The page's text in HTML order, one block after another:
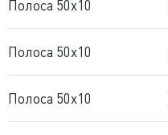
Полоса 50x10
Полоса 50x10
Полоса 50x10